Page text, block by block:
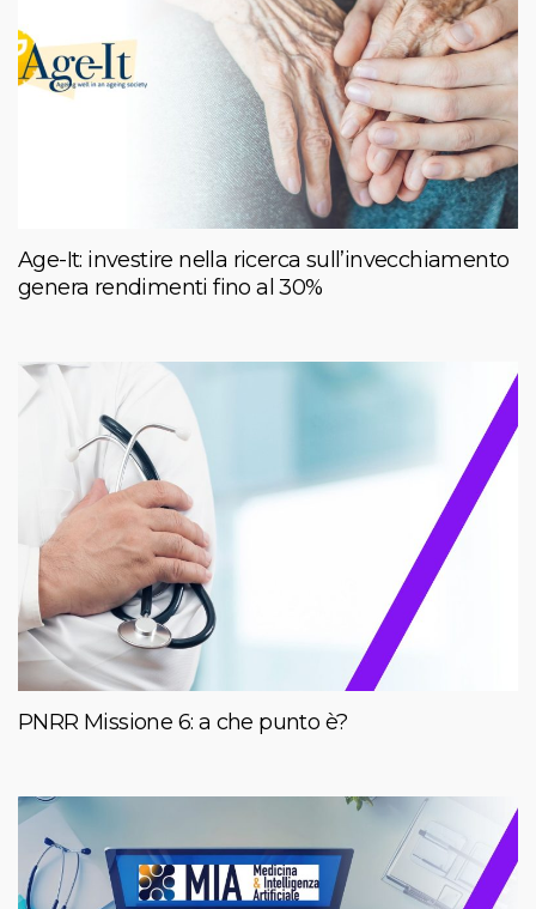
Age-It: investire nella ricerca sull’invecchiamento
genera rendimenti fino al 30%
PNRR Missione 6: a che punto è?